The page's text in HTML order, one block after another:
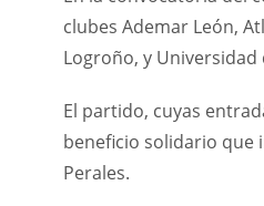
clubes Ademar León,
Logroño, y Universidad
El partido, cuyas
beneficio solidario que
Perales.